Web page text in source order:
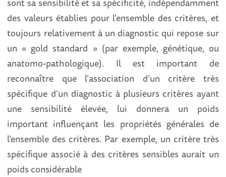
des valeurs établies pour l’ensemble des critères, et
toujours relativement à un diagnostic qui repose sur
un « gold standard » (par exemple, génétique, ou
anatomo-pathologique). Il est important de
reconnaître que l’association d’un critère très
spécifique d’un diagnostic à plusieurs critères ayant
une sensibilité élevée, lui donnera un poids
important influençant les propriétés générales de
l’ensemble des critères. Par exemple, un critère très
spécifique associé à des critères sensibles aurait un
poids considérable